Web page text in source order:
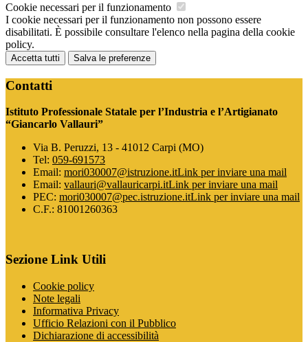
Cookie necessari per il funzionamento
I cookie necessari per il funzionamento non possono essere
disabilitati. È possibile consultare l'elenco nella pagina della cookie
policy.
Accetta tutti Salva le preferenze
Contatti
Istituto Professionale Statale per l’Industria e l’Artigianato
“Giancarlo Vallauri”
Via B. Peruzzi, 13 - 41012 Carpi (MO)
Tel: 059-691573
Email: mori030007@istruzione.itLink per inviare una mail
Email: vallauri@vallauricarpi.itLink per inviare una mail
PEC: mori030007@pec.istruzione.itLink per inviare una mail
C.F.: 81001260363
Sezione Link Utili
Cookie policy
Note legali
Informativa Privacy
Ufficio Relazioni con il Pubblico
Dichiarazione di accessibilità